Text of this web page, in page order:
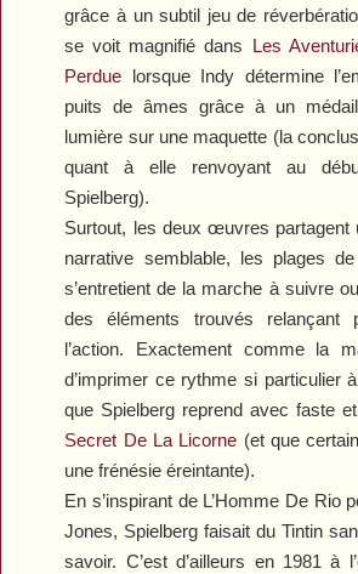
grâce à un subtil jeu de
se voit magnifié dans Les
Perdue lorsque Indy détermine
puits de âmes grâce à un
lumière sur une maquette (la
quant à elle renvoyant au
Spielberg).
Surtout, les deux œuvres partagent
narrative semblable, les plages
s’entretient de la marche à suivre
des éléments trouvés relançant
l’action. Exactement comme la
d’imprimer ce rythme si particulier
que Spielberg reprend avec faste
Secret De La Licorne (et que
une frénésie éreintante).
En s’inspirant de L’Homme De Rio
Jones, Spielberg faisait du Tintin
savoir. C’est d’ailleurs en 1981 à